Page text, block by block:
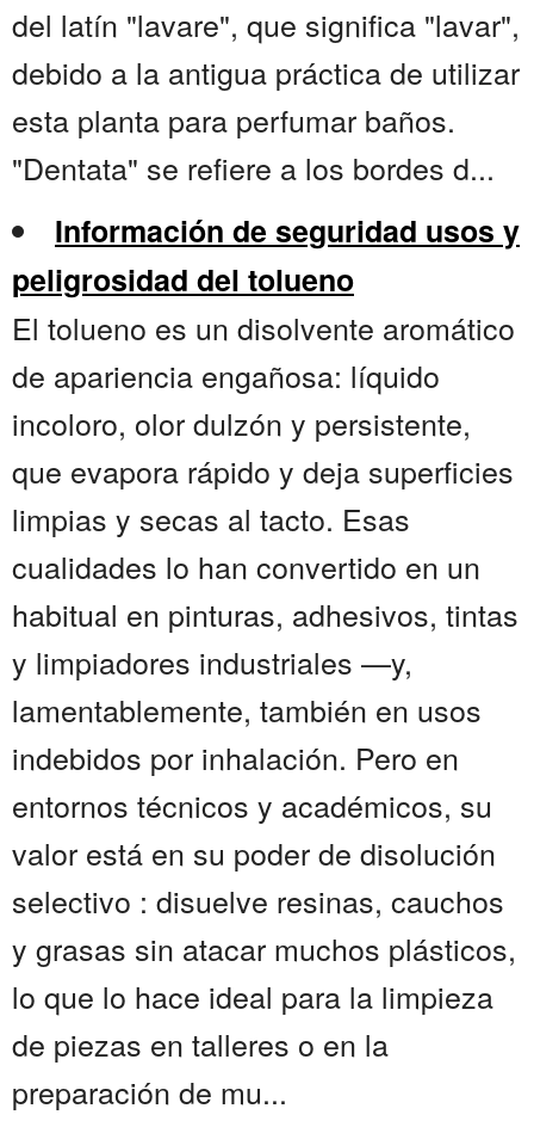
del latín "lavare", que significa "lavar",
debido a la antigua práctica de utilizar
esta planta para perfumar baños.
"Dentata" se refiere a los bordes d...
Información de seguridad usos y
peligrosidad del tolueno
El tolueno es un disolvente aromático
de apariencia engañosa: líquido
incoloro, olor dulzón y persistente,
que evapora rápido y deja superficies
limpias y secas al tacto. Esas
cualidades lo han convertido en un
habitual en pinturas, adhesivos, tintas
y limpiadores industriales —y,
lamentablemente, también en usos
indebidos por inhalación. Pero en
entornos técnicos y académicos, su
valor está en su poder de disolución
selectivo : disuelve resinas, cauchos
y grasas sin atacar muchos plásticos,
lo que lo hace ideal para la limpieza
de piezas en talleres o en la
preparación de mu...